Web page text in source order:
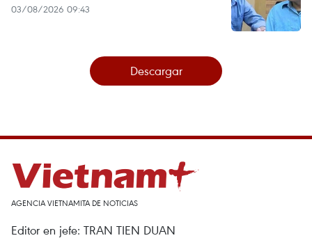
03/08/2026 09:43
Descargar
AGENCIA VIETNAMITA DE NOTICIAS
Editor en jefe: TRAN TIEN DUAN